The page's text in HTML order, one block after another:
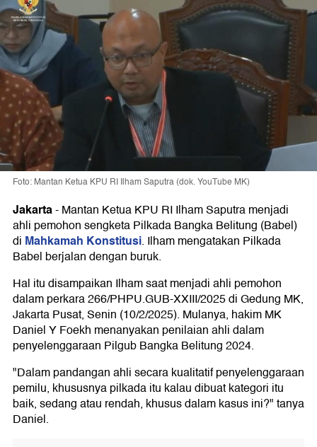
Foto: Mantan Ketua KPU RI Ilham Saputra (dok. YouTube MK)
Jakarta-Mantan Ketua KPU RI Ilham Saputra menjadi
ahli pemohon sengketa Pilkada Bangka Belitung (Babel)
di Mahkamah Konstitusi. Ilham mengatakan Pilkada
Babel berjalan dengan buruk.
Hal itu disampaikan Ilham saat menjadi ahli pemohon
dalam perkara 266/PHPU.GUB-XXIII/2025 di Gedung MK,
Jakarta Pusat, Senin (10/2/2025). Mulanya, hakim MK
Daniel Y Foekh menanyakan penilaian ahli dalam
penyelenggaraan Pilgub Bangka Belitung 2024.
"Dalam pandangan ahli secara kualitatif penyelenggaraan
pemilu, khususnya pilkada itu kalau dibuat kategori itu
baik, sedang atau rendah, khusus dalam kasus ini?" tanya
Daniel.